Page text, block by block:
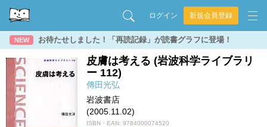
ログイン 新規会員登録
NEW お待たせしました！「再読記録」が読書グラフに登場！
皮膚は考える (岩波科学ライブラリ
ー 112)
傳田光弘
岩波書店
(2005.11.02)
ISBN・EAN: 9784000074520